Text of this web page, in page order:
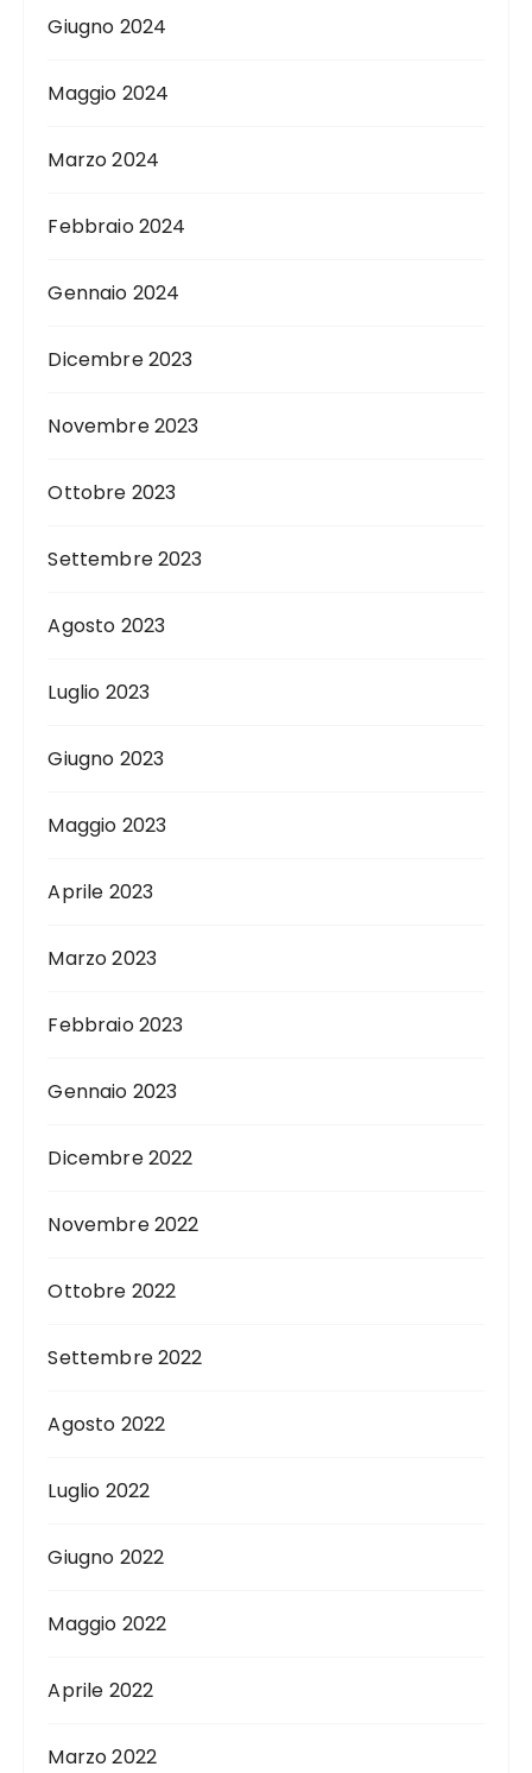
Giugno 2024
Maggio 2024
Marzo 2024
Febbraio 2024
Gennaio 2024
Dicembre 2023
Novembre 2023
Ottobre 2023
Settembre 2023
Agosto 2023
Luglio 2023
Giugno 2023
Maggio 2023
Aprile 2023
Marzo 2023
Febbraio 2023
Gennaio 2023
Dicembre 2022
Novembre 2022
Ottobre 2022
Settembre 2022
Agosto 2022
Luglio 2022
Giugno 2022
Maggio 2022
Aprile 2022
Marzo 2022